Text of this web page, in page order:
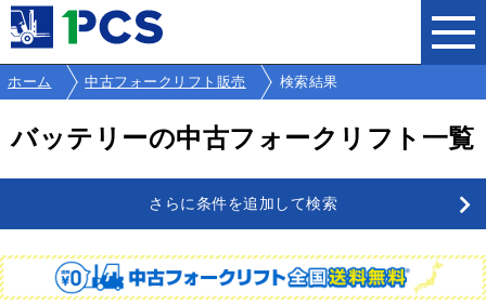
ホーム 中古フォークリフト販売 検索結果
バッテリーの中古フォークリフト一覧
さらに条件を追加して検索